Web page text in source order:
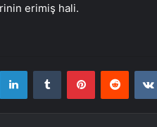
erimiş hali.
LinkedInTumblr PinterestReddit